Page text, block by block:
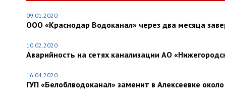
09.01.2020
ООО «Краснодар Водоканал» через два месяца
10.02.2020
Аварийность на сетях канализации АО
16.04.2020
ГУП «Белоблводоканал» заменит в Алексеевке